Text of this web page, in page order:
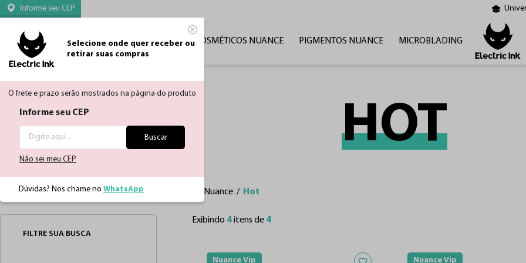
Informe seu CEP
Selecione onde quer receber ou
retirar suas compras
O frete e prazo serão mostrados na página do produto
Informe seu CEP
Buscar
Não sei meu CEP
Dúvidas? Nos chame no WhatsApp
CATEGORIAS MICROPIGMENTAÇÃO COSMÉTICOS NUANCE PIGMENTOS NUANCE MICROBLADING
HOT
Página Inicial Micropigmentação Pigmentos Nuance Hot
FILTRE SUA BUSCA
Exibindo 4itens de 4
Nuance Vip Adicionar aos favoritos
Nuance Vip